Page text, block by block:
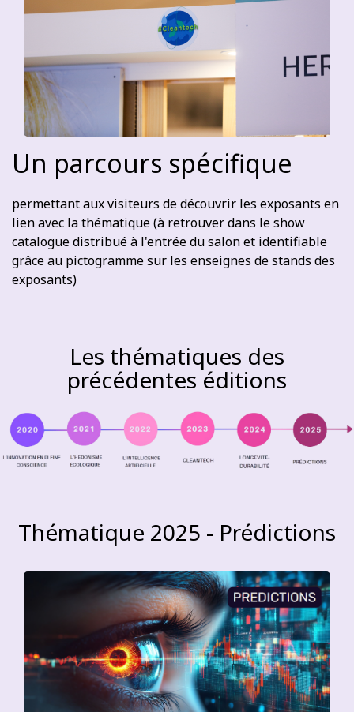
Un parcours spécifique
permettant aux visiteurs de découvrir les exposants en
lien avec la thématique (à retrouver dans le show
catalogue distribué à l'entrée du salon et identifiable
grâce au pictogramme sur les enseignes de stands des
exposants)
Les thématiques des
précédentes éditions
Thématique 2025 - Prédictions